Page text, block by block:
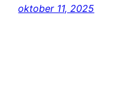
oktober 11, 2025